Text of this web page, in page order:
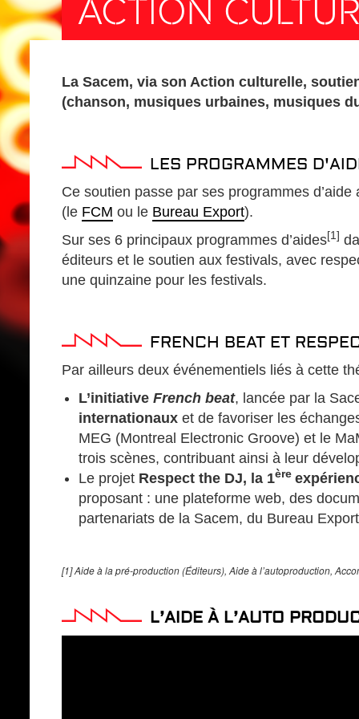
ACTION
La Sacem, via son Action culturelle,
(chanson, musiques urbaines, musiques
LES PROGRAMMES
Ce soutien passe par ses programmes
(le FCM ou le Bureau Export).
Sur ses 6 principaux programmes d’aides[1]
éditeurs et le soutien aux festivals, avec
une quinzaine pour les festivals.
FRENCH BEAT ET
Par ailleurs deux événementiels liés à cette
L’initiative French beat, lancée par la
internationaux et de favoriser les
MEG (Montreal Electronic Groove) et le
trois scènes, contribuant ainsi à leur
Le projet Respect the DJ, la 1ère
proposant : une plateforme web, des
partenariats de la Sacem, du Bureau
[1] Aide à la pré-production (Éditeurs), Aide à l’autoproduction,
L’AIDE À L’AUTO